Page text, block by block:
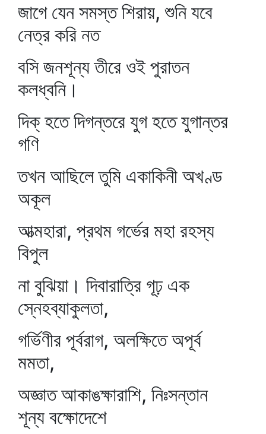
জাগে যেন সমস্ত শিরায়, শুনি যবে
নেত্র করি নত
বসি জনশূন্য তীরে ওই পুরাতন
কলধ্বনি।
দিক্‌ হতে দিগন্তরে যুগ হতে যুগান্তর
গণি
তখন আছিলে তুমি একাকিনী অখণ্ড
অকূল
আত্মহারা, প্রথম গর্ভের মহা রহস্য
বিপুল
না বুঝিয়া। দিবারাত্রি গূঢ় এক
স্নেহব্যাকুলতা,
গর্ভিণীর পূর্বরাগ, অলক্ষিতে অপূর্ব
মমতা,
অজ্ঞাত আকাঙক্ষারাশি, নিঃসন্তান
শূন্য বক্ষোদেশে